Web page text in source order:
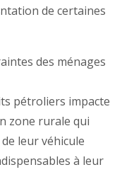
de certaines
des ménages
pétroliers impacte
zone rurale qui
leur véhicule
à leur